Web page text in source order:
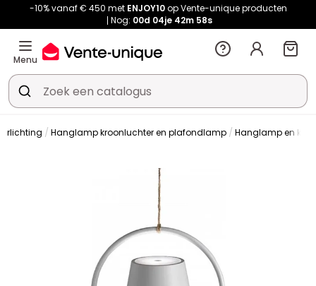
-10% vanaf € 450 met ENJOY10op Vente-unique producten
Nog: 00d 04je 42m 57s
Menu
Hanglamp kroonluchter en plafondlamp Hanglamp en